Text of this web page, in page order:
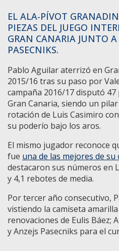
EL ALA-PÍVOT
PIEZAS DEL JUEGO
GRAN CANARIA JUNTO A
PASECNIKS.
Pablo Aguilar aterrizó en
2015/16 tras su paso por
campaña 2016/17 disputó
Gran Canaria, siendo un
rotación de Luis Casimiro
su poderío bajo los aros.
El mismo jugador reconoce
fue una de las mejores de su
destacaron sus números en
y 4,1 rebotes de media.
Por tercer año consecutivo,
vistiendo la camiseta
renovaciones de Eulis Báez;
y Anzejs Pasecniks para el